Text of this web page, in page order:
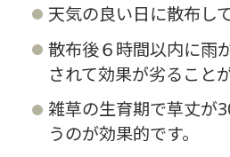
天気の良い日に散布し
散布後６時間以内に雨
されて効果が劣ること
雑草の生育期で草丈が
うのが効果的です。